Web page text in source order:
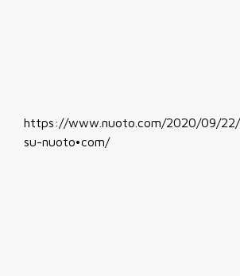
https://www.nuoto.com/2020/09/
su-nuoto•com/